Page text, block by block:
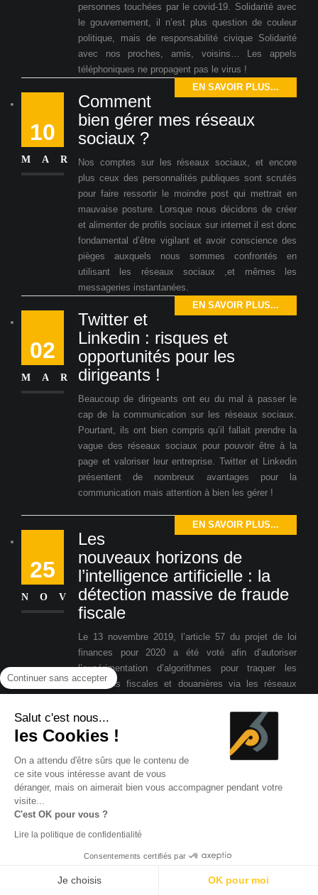
Continuer sans accepter
Salut c'est nous...
les Cookies !
On a attendu d'être sûrs que le contenu de
ce site vous intéresse avant de vous
déranger, mais on aimerait bien vous accompagner pendant votre
visite...
C'est OK pour vous ?
Lire la politique de confidentialité
Consentements certifiés par
Je choisis OK pour moi
personnes touchées par le covid-19. Solidarité avec
le gouvernement, il n’est plus question de couleur
politique, mais de responsabilité civique Solidarité
avec nos proches, amis, voisins… Les appels
téléphoniques ne propagent pas le virus !
EN SAVOIR PLUS...
10
MAR
Comment
bien gérer mes réseaux
sociaux ?
Nos comptes sur les réseaux sociaux, et encore
plus ceux des personnalités publiques sont scrutés
pour faire ressortir le moindre post qui mettrait en
mauvaise posture. Lorsque nous décidons de créer
et alimenter de profils sociaux sur internet il est donc
fondamental d’être vigilant et avoir conscience des
pièges auxquels nous sommes confrontés en
utilisant les réseaux sociaux ,et mêmes les
messageries instantanées.
EN SAVOIR PLUS...
02
MAR
Twitter et
Linkedin : risques et
opportunités pour les
dirigeants !
Beaucoup de dirigeants ont eu du mal à passer le
cap de la communication sur les réseaux sociaux.
Pourtant, ils ont bien compris qu’il fallait prendre la
vague des réseaux sociaux pour pouvoir être à la
page et valoriser leur entreprise. Twitter et Linkedin
présentent de nombreux avantages pour la
communication mais attention à bien les gérer !
EN SAVOIR PLUS...
25
NOV
Les
nouveaux horizons de
l’intelligence artificielle : la
détection massive de fraude
fiscale
Le 13 novembre 2019, l’article 57 du projet de loi
finances pour 2020 a été voté afin d’autoriser
l’expérimentation d’algorithmes pour traquer les
infractions fiscales et douanières via les réseaux
EN SAVOIR PLUS...
13
NOV
2020 et
réseaux sociaux : les
tendances à venir
Une étude réalisée par Talkwalker et Hubspot nous
montre les tendances au programme pour 2020 :
IA et gestion
de projet : un futur commun